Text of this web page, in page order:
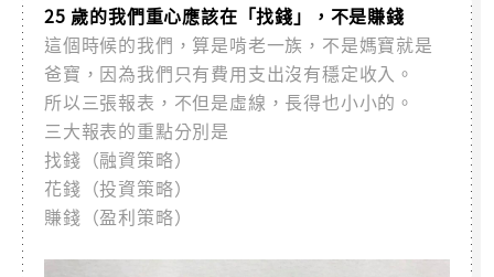
25 歲的我們重心應該在「找錢」，不是賺錢
這個時候的我們，算是啃老一族，不是媽寶就是
爸寶，因為我們只有費用支出沒有穩定收入。
所以三張報表，不但是虛線，長得也小小的。
三大報表的重點分別是
找錢（融資策略）
花錢（投資策略）
賺錢（盈利策略）